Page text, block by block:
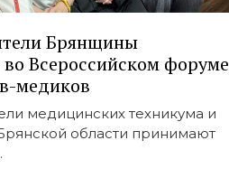
Брянщины
Всероссийском форуме
медиков
медицинских техникума и
области принимают